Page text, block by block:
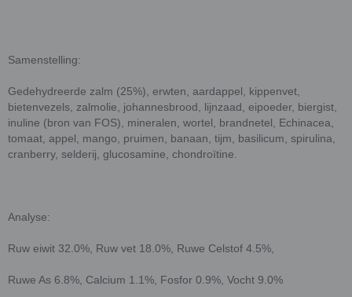
Samenstelling:
Gedehydreerde zalm (25%), erwten, aardappel, kippenvet,
bietenvezels, zalmolie, johannesbrood, lijnzaad, eipoeder, biergist,
inuline (bron van FOS), mineralen, wortel, brandnetel, Echinacea,
tomaat, appel, mango, pruimen, banaan, tijm, basilicum, spirulina,
cranberry, selderij, glucosamine, chondroïtine.
Analyse:
Ruw eiwit 32.0%, Ruw vet 18.0%, Ruwe Celstof 4.5%,
Ruwe As 6.8%, Calcium 1.1%, Fosfor 0.9%, Vocht 9.0%